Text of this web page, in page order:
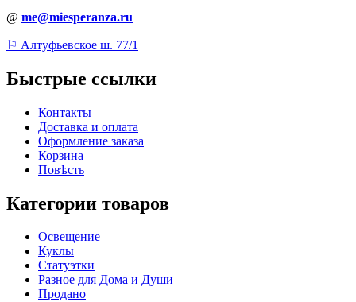
@ me@miesperanza.ru
⚐ Алтуфьевское ш. 77/1
Быстрые ссылки
Контакты
Доставка и оплата
Оформление заказа
Корзина
Повѣсть
Категории товаров
Освещение
Куклы
Статуэтки
Разное для Дома и Души
Продано